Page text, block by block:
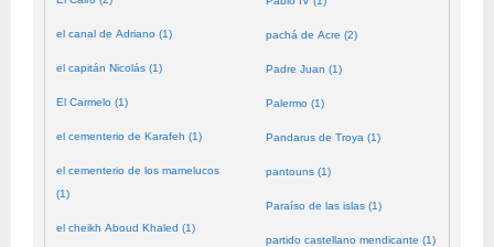
el canal de Adriano (1)
el capitán Nicolás (1)
El Carmelo (1)
el cementerio de Karafeh (1)
el cementerio de los mamelucos
(1)
el cheikh Aboud Khaled (1)
pachá de Acre (2)
Padre Juan (1)
Palermo (1)
Pandarus de Troya (1)
pantouns (1)
Paraíso de las islas (1)
partido castellano mendicante (1)